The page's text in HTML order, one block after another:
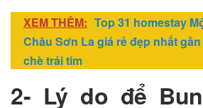
XEM THÊM: Top 31 homestay
Châu Sơn La giá rẻ đẹp nhất
chè trái tim
2- Lý do để